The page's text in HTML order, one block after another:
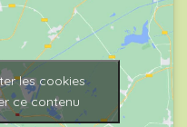
les cookies
ce contenu